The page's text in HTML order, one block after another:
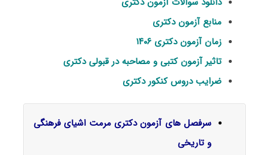
منابع آزمون دکتری
زمان آزمون دکتری ۱۴۰۶
تاثیر آزمون کتبی و مصاحبه در قبولی دکتری
ضرایب دروس کنکور دکتری
سرفصل‌ های آزمون دکتری مرمت اشیای فرهنگی
و تاریخی